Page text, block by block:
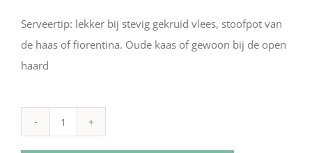
Serveertip: lekker bij stevig gekruid vlees, stoofpot van
de haas of fiorentina. Oude kaas of gewoon bij de open
haard